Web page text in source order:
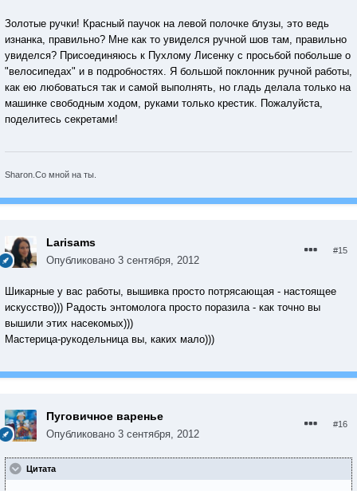
Золотые ручки! Красный паучок на левой полочке блузы, это ведь
изнанка, правильно? Мне как то увиделся ручной шов там, правильно
увиделся? Присоединяюсь к Пухлому Лисенку с просьбой побольше о
"велосипедах" и в подробностях. Я большой поклонник ручной работы,
как ею любоваться так и самой выполнять, но гладь делала только на
машинке свободным ходом, руками только крестик. Пожалуйста,
поделитесь секретами!
Sharon.Со мной на ты.
Larisams
Опубликовано 3 сентября, 2012
#15
Шикарные у вас работы, вышивка просто потрясающая - настоящее
искусство))) Радость энтомолога просто поразила - как точно вы
вышили этих насекомых)))
Мастерица-рукодельница вы, каких мало)))
Пуговичное варенье
Опубликовано 3 сентября, 2012
#16
Цитата